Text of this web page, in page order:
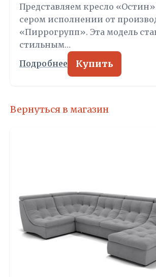
Представляем кресло
сером исполнении от
«Пиррогрупп». Эта модель
стильным…
Подробнее Купить
Вернуться в магазин